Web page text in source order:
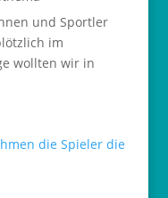
und Sportler
im
wollten wir in